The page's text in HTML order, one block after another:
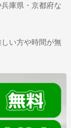
庫県・京都府な
い方や時間が無